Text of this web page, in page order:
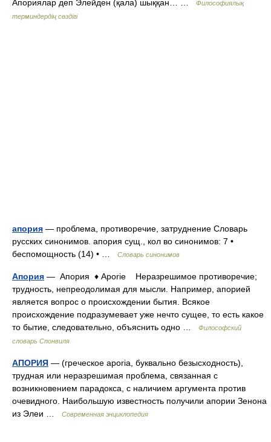
Апориялар деп Элейден (қала) шыққан… …
Философиялық
терминдердің сөздігі
апория — проблема, противоречие, затруднение Словарь
русских синонимов. апория сущ., кол во синонимов: 7 •
беспомощность (14) • …
Словарь синонимов
Апория — Апория ♦ Aporie Неразрешимое противоречие;
трудность, непреодолимая для мысли. Например, апорией
является вопрос о происхождении бытия. Всякое
происхождение подразумевает уже нечто сущее, то есть какое
то бытие, следовательно, объяснить одно …
Философский
словарь Спонвиля
АПОРИЯ — (греческое aporia, буквально безысходность),
трудная или неразрешимая проблема, связанная с
возникновением парадокса, с наличием аргумента против
очевидного. Наибольшую известность получили апории Зенона
из Элеи …
Современная энциклопедия